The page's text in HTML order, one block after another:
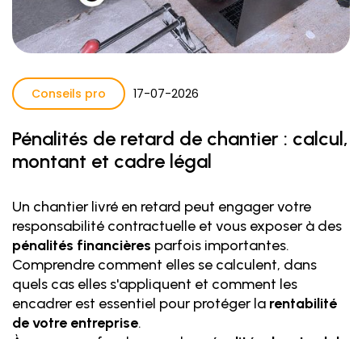
Conseils pro 17-07-2026
Pénalités de retard de chantier : calcul,
montant et cadre légal
Un chantier livré en retard peut engager votre
responsabilité contractuelle et vous exposer à des
pénalités financières parfois importantes.
Comprendre comment elles se calculent, dans
quels cas elles s'appliquent et comment les
encadrer est essentiel pour protéger la rentabilité
de votre entreprise.